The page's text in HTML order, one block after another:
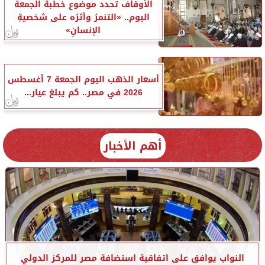
الأوقاف تحدد موضوع خطبة الجمعة
اليوم.. «التنمرُ وأثرُه على شخصيةِ
الإنسانِ»
أسعار الذهب اليوم الجمعة 7 أغسطس
2026 في مصر.. كم يبلغ عيار...
أهم الأخبار
النواب يوافق على اتفاقية استضافة مصر للمركز الدولي